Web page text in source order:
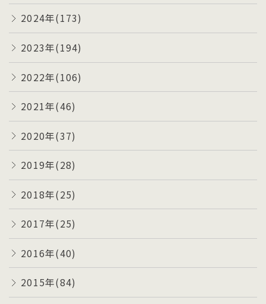
2024年(173)
2023年(194)
2022年(106)
2021年(46)
2020年(37)
2019年(28)
2018年(25)
2017年(25)
2016年(40)
2015年(84)